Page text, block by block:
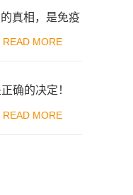
真相，是免疫
READ MORE
确的决定！
READ MORE